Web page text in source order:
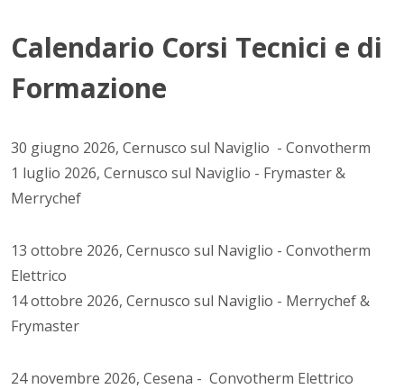
Settori
Rete commerciale
Localizzatori
Assistenza
Registrazione garanzia
KitchenCare
Notizie
Risorse
Video
Masterclass e Corsi Tecnici
About Us
Contatto
Calendario Corsi Tecnici e di
Formazione
30 giugno 2026, Cernusco sul Naviglio - Convotherm
1 luglio 2026, Cernusco sul Naviglio - Frymaster &
Merrychef
13 ottobre 2026, Cernusco sul Naviglio - Convotherm
Elettrico
14 ottobre 2026, Cernusco sul Naviglio - Merrychef &
Frymaster
24 novembre 2026, Cesena - Convotherm Elettrico